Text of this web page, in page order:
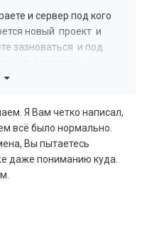
и сервер под кого
новый проект и
зазноваться и под
Я Вам четко написал,
всё было нормально.
Вы пытаетесь
даже пониманию куда.